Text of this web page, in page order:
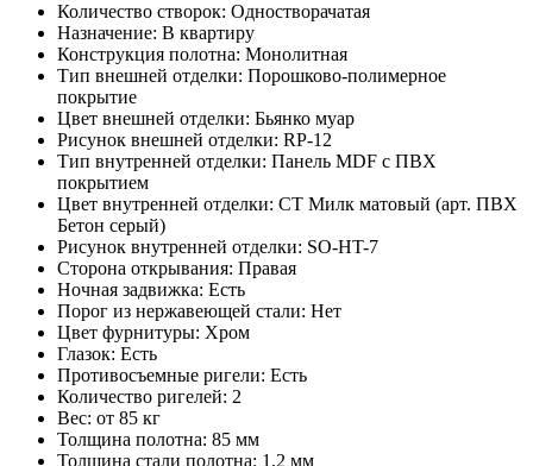
Количество створок: Одностворачатая
Назначение: В квартиру
Конструкция полотна: Монолитная
Тип внешней отделки: Порошково-полимерное
покрытие
Цвет внешней отделки: Бьянко муар
Рисунок внешней отделки: RP-12
Тип внутренней отделки: Панель MDF с ПВХ
покрытием
Цвет внутренней отделки: СТ Милк матовый (арт. ПВХ
Бетон серый)
Рисунок внутренней отделки: SO-HT-7
Сторона открывания: Правая
Ночная задвижка: Есть
Порог из нержавеющей стали: Нет
Цвет фурнитуры: Хром
Глазок: Есть
Противосъемные ригели: Есть
Количество ригелей: 2
Вес: от 85 кг
Толщина полотна: 85 мм
Толщина стали полотна: 1,2 мм